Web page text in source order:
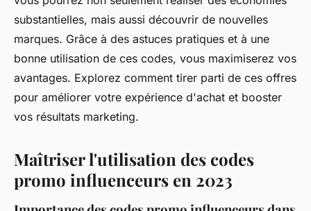
substantielles, mais aussi découvrir de nouvelles
marques. Grâce à des astuces pratiques et à une
bonne utilisation de ces codes, vous maximiserez vos
avantages. Explorez comment tirer parti de ces offres
pour améliorer votre expérience d'achat et booster
vos résultats marketing.
Maîtriser l'utilisation des codes
promo influenceurs en 2023